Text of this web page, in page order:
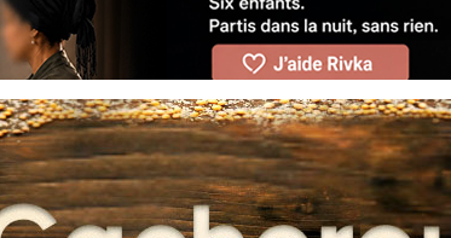
de nous rejoindre sur WhatsApp
de nous rejoindre sur WhatsApp
son Maasser
viennent de faire un don pour 5 jours de vacances aux Orphelins
de nous rejoindre sur WhatsApp
de demander une bénédiction
viennent de faire un don pour Sauvez la jambe de Yohan